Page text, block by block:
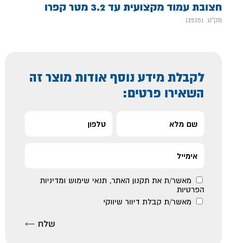
חצובת עמוד מקצועית עד 3.2 מטר קפרו
מק"ט: 125351
לקבלת מידע נוסף אודות מוצר זה
השאירו פרטים:
מאשר/ת את תקנון האתר, תנאי שימוש ומדיניות
הפרטיות
מאשר/ת קבלת דיוור שיווקי